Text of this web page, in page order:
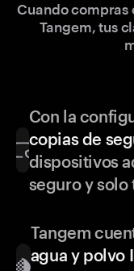
Cuando compras
Tangem, tus
Con la
copias de
dispositivos
seguro y solo
Tangem
agua y polvo